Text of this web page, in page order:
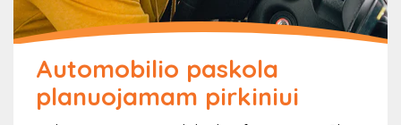
žingsnius, kad galėtumėte gauti savo pinigus greitai ir
be jokių nesklandumų.
Automobilio paskola
planuojamam pirkiniui